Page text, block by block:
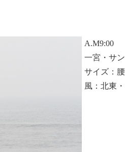
A.M9:00
一宮・サ
サイズ：
風：北東